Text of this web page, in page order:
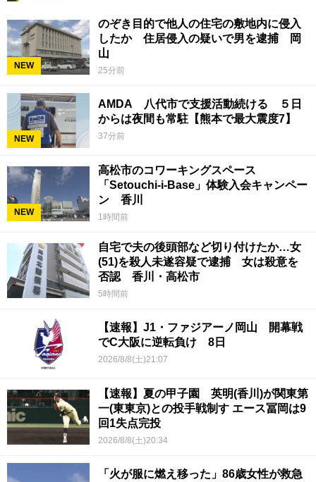
NEW
のぞき目的で他人の住宅の敷地内に侵入
したか 住居侵入の疑いで男を逮捕 岡
山
25分前
NEW
AMDA 八代市で支援活動続ける ５日
からは夜間も常駐【熊本で最大震度7】
37分前
NEW
高松市のコワーキングスペース
「Setouchi-i-Base」体験入会キャンペー
ン 香川
1時間前
自宅で夫の後頭部など切り付けたか…女
(51)を殺人未遂容疑で逮捕 女は殺意を
否認 香川・高松市
5時間前
【速報】J1・ファジアーノ岡山 開幕戦
でC大阪に逆転負け 8日
2026/8/8(土)21:07
【速報】夏の甲子園 英明(香川)が関東第
一(東東京)との投手戦制す エース冨岡は9
回1失点完投
2026/8/8(土)20:34
「火が服に燃え移った」86歳女性が救急